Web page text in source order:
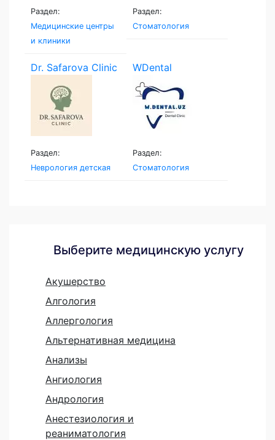
Раздел:
Медицинские центры
и клиники
Раздел:
Стоматология
Dr. Safarova Clinic
Раздел:
Неврология детская
WDental
Раздел:
Стоматология
Выберите медицинскую услугу
Акушерство
Алгология
Аллергология
Альтернативная медицина
Анализы
Ангиология
Андрология
Анестезиология и
реаниматология